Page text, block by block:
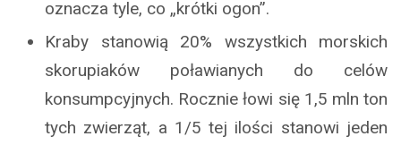
oznacza tyle, co „krótki ogon”.
Kraby stanowią 20% wszystkich morskich
skorupiaków poławianych do celów
konsumpcyjnych. Rocznie łowi się 1,5 mln ton
tych zwierząt, a 1/5 tej ilości stanowi jeden